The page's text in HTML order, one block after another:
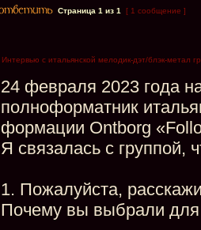
Страница 1 из 1
[ 1 сообщение ]
Интервью с итальянской мелодик-дэт/блэк-метал
24 февраля 2023 года
полноформатник
формации Ontborg
Я связалась с группой,
1. Пожалуйста,
Почему вы выбрали для